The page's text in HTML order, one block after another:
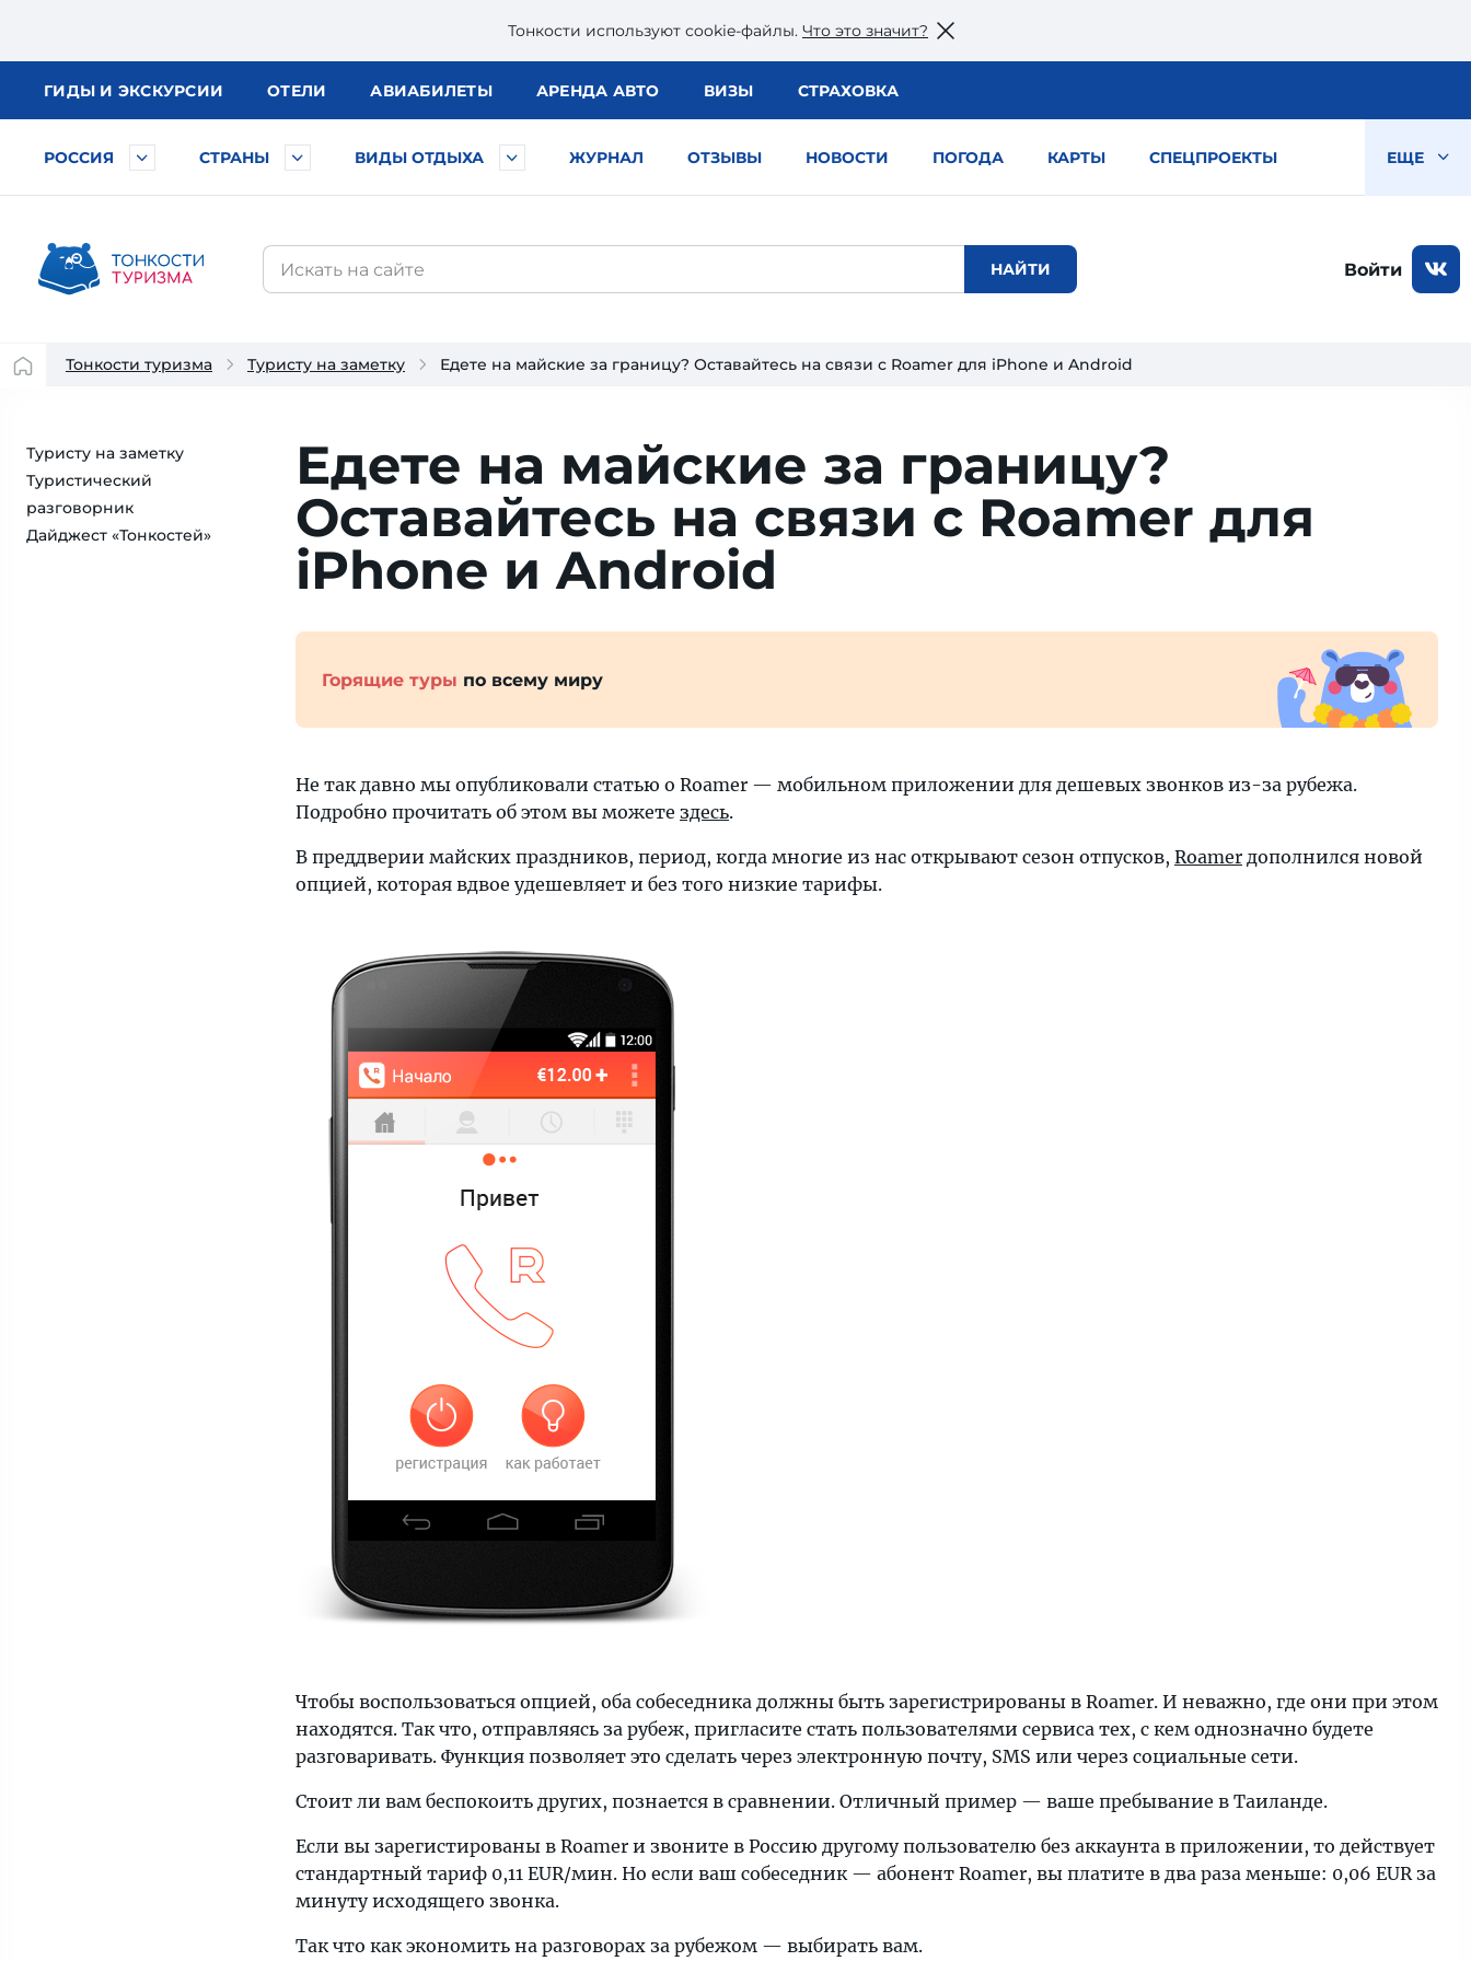
Тонкости используют сookie-файлы. Что это значит?
ГИДЫ И ЭКСКУРСИИ ОТЕЛИ АВИАБИЛЕТЫ АРЕНДА АВТО ВИЗЫ СТРАХОВКА
РОССИЯ СТРАНЫ ВИДЫ ОТДЫХА ЖУРНАЛ ОТЗЫВЫ НОВОСТИ ПОГОДА КАРТЫ СПЕЦПРОЕКТЫ ЕЩЕ
Войти
Тонкости туризма Туристу на заметку Едете на майские за границу? Оставайтесь на связи с Roamer для iPhone и Android
Туристу на заметку
Туристический
разговорник
Дайджест «Тонкостей»
Едете на майские за границу?
Оставайтесь на связи с Roamer для
iPhone и Android
Горящие туры по всему миру
Не так давно мы опубликовали статью о Roamer — мобильном приложении для дешевых звонков из-за рубежа.
Подробно прочитать об этом вы можете здесь.
В преддверии майских праздников, период, когда многие из нас открывают сезон отпусков, Roamer дополнился новой
опцией, которая вдвое удешевляет и без того низкие тарифы.
Чтобы воспользоваться опцией, оба собеседника должны быть зарегистрированы в Roamer. И неважно, где они при этом
находятся. Так что, отправляясь за рубеж, пригласите стать пользователями сервиса тех, с кем однозначно будете
разговаривать. Функция позволяет это сделать через электронную почту, SMS или через социальные сети.
Стоит ли вам беспокоить других, познается в сравнении. Отличный пример — ваше пребывание в Таиланде.
Если вы зарегистированы в Roamer и звоните в Россию другому пользователю без аккаунта в приложении, то действует
стандартный тариф 0,11 EUR/мин. Но если ваш собеседник — абонент Roamer, вы платите в два раза меньше: 0,06 EUR за
минуту исходящего звонка.
Так что как экономить на разговорах за рубежом — выбирать вам.